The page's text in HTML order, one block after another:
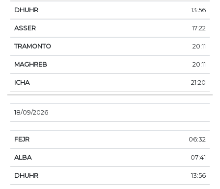
13:56
17:22
20:11
20:11
21:20
18/09/2026
06:32
07:41
13:56